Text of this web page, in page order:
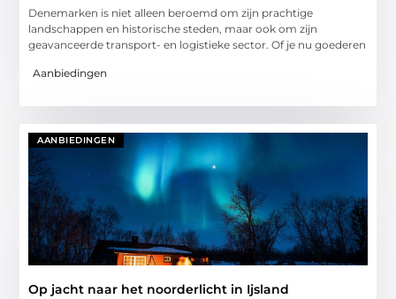
Denemarken is niet alleen beroemd om zijn prachtige
landschappen en historische steden, maar ook om zijn
geavanceerde transport- en logistieke sector. Of je nu goederen
Aanbiedingen
AANBIEDINGEN
Op jacht naar het noorderlicht in Ijsland